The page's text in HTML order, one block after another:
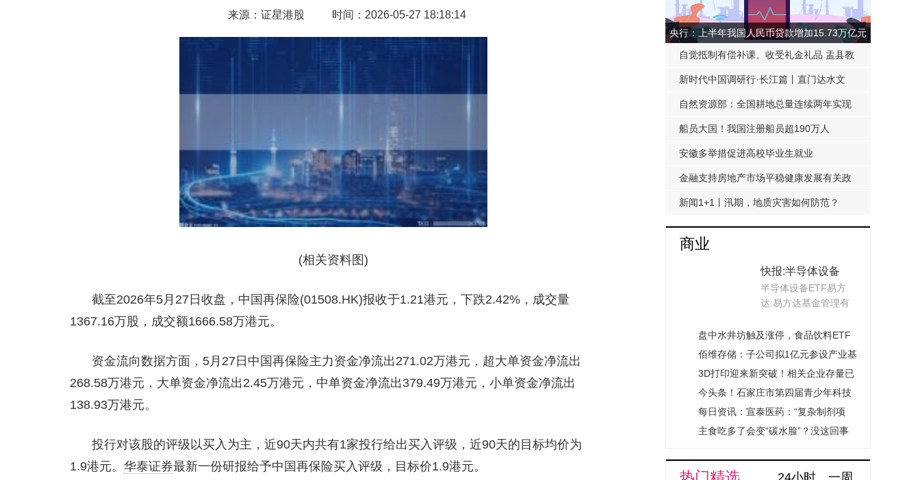
来源：证星港股 时间：2026-05-27 18:18:14
(相关资料图)
截至2026年5月27日收盘，中国再保险(01508.HK)报收于1.21港元，下跌2.42%，成交量
1367.16万股，成交额1666.58万港元。
资金流向数据方面，5月27日中国再保险主力资金净流出271.02万港元，超大单资金净流出
268.58万港元，大单资金净流出2.45万港元，中单资金净流出379.49万港元，小单资金净流出
138.93万港元。
投行对该股的评级以买入为主，近90天内共有1家投行给出买入评级，近90天的目标均价为
1.9港元。 华泰证券最新一份研报给予中国再保险买入评级，目标价1.9港元。
央行：上半年我国人民币贷款增加15.73万亿元
自觉抵制有偿补课、收受礼金礼品 盂县教
科局发布《工作提醒函》
新时代中国调研行·长江篇丨直门达水文
站：从靠人力蹲点到监测自动化
自然资源部：全国耕地总量连续两年实现
净增加
船员大国！我国注册船员超190万人
安徽多举措促进高校毕业生就业
金融支持房地产市场平稳健康发展有关政
策延期至明年底
新闻1+1丨汛期，地质灾害如何防范？
商业
快报:半导体设备
ETF易方达: 易方达
基金管理有限公司
导体材料设备主题
交易型开放式指数
证券投资基金流动
性服务商的公告
半导体设备ETF易方
达:易方达基金管理有
证...
盘中水井坊触及涨停，食品饮料ETF
天弘（159736）盘中成交额近6000
万元居同标的第一，估值位于近一年
最低点
佰维存储：子公司拟1亿元参设产业基
金 围绕存储+先进封装领域布局
3D打印迎来新突破！相关企业存量已
超20万家，去年注册创新高
今头条！石家庄市第四届青少年科技
节在北郡小学举办
每日资讯：宣泰医药：“复杂制剂项
目”可用时间延期至2026年12月
主食吃多了会变“碳水脸”？没这回事
24小时 一周